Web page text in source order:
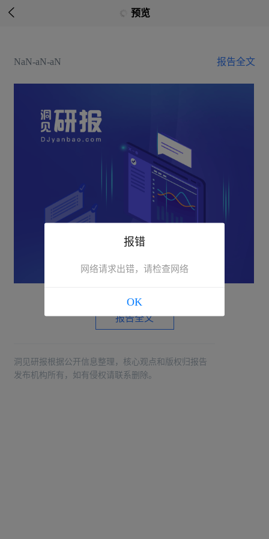
 预览
NaN-aN-aN 报告全文
报告全文
洞见研报根据公开信息整理，核心观点和版权归报告
发布机构所有，如有侵权请联系删除。
报错
网络请求出错，请检查网络
OK